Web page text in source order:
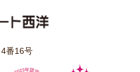
番16号